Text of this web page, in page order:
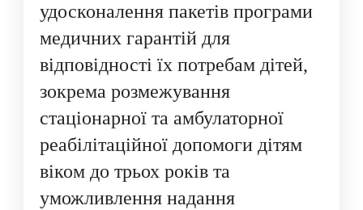
удосконалення пакетів програми
медичних гарантій для
відповідності їх потребам дітей,
зокрема розмежування
стаціонарної та амбулаторної
реабілітаційної допомоги дітям
віком до трьох років та
уможливлення надання